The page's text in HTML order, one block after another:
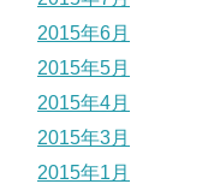
2015年6月
2015年5月
2015年4月
2015年3月
2015年1月